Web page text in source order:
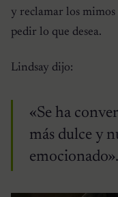
y reclamar los mimos
pedir lo que desea.
Lindsay dijo:
«Se ha
más dulce y
emocionado».